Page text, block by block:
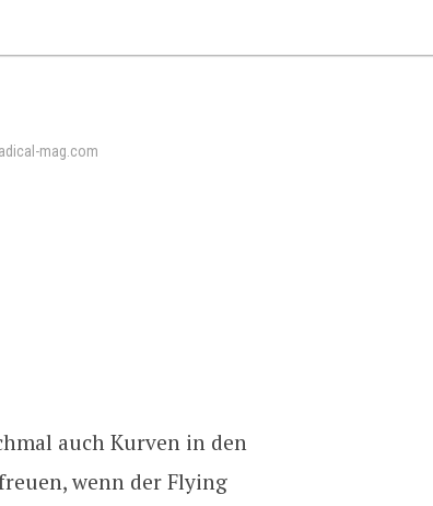
mag.com
auch Kurven in den
wenn der Flying